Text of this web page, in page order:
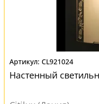
CL921024
Настенный